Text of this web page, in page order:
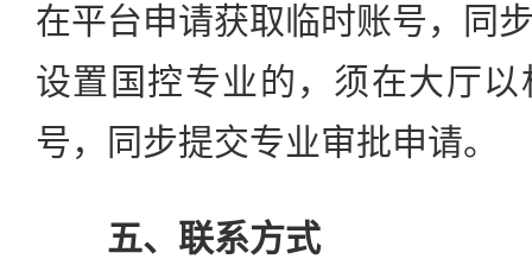
在平台申请获取临时账号，同
设置国控专业的，须在大厅
号，同步提交专业审批申请。
五、联系方式